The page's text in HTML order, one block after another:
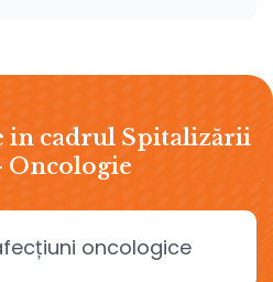
in cadrul Spitalizării
Oncologie
oncologice